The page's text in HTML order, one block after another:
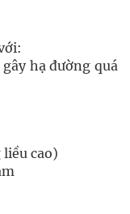
hạ đường quá
cao)